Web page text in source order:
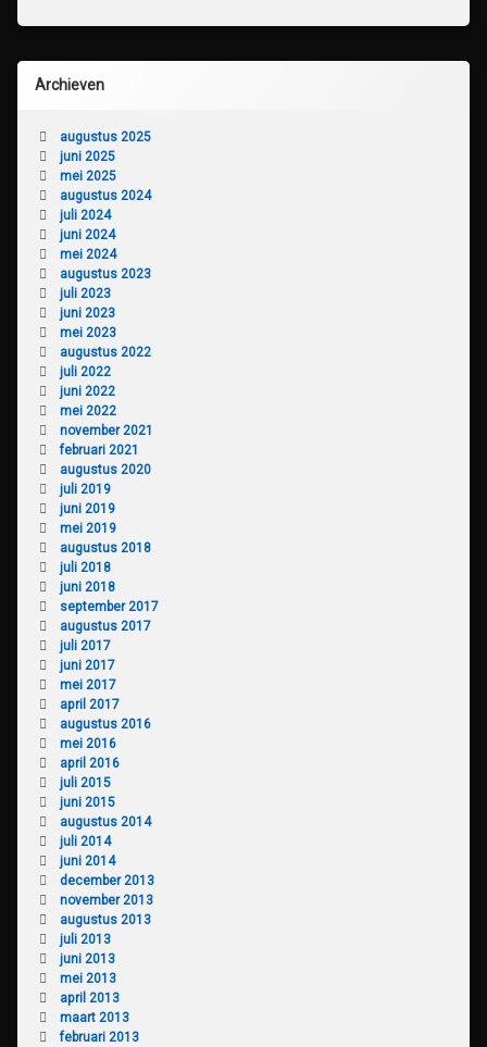
Archieven
augustus 2025
juni 2025
mei 2025
augustus 2024
juli 2024
juni 2024
mei 2024
augustus 2023
juli 2023
juni 2023
mei 2023
augustus 2022
juli 2022
juni 2022
mei 2022
november 2021
februari 2021
augustus 2020
juli 2019
juni 2019
mei 2019
augustus 2018
juli 2018
juni 2018
september 2017
augustus 2017
juli 2017
juni 2017
mei 2017
april 2017
augustus 2016
mei 2016
april 2016
juli 2015
juni 2015
augustus 2014
juli 2014
juni 2014
december 2013
november 2013
augustus 2013
juli 2013
juni 2013
mei 2013
april 2013
maart 2013
februari 2013